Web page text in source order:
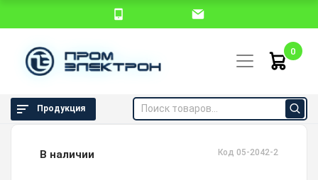
0
Продукция
В наличии Код 05-2042-2